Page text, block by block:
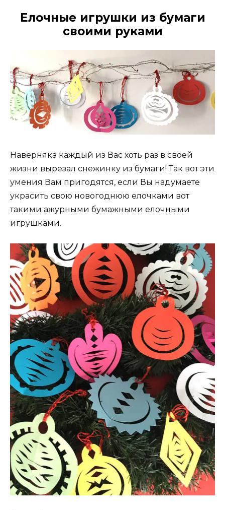
Елочные игрушки из бумаги
своими руками
Наверняка каждый из Вас хоть раз в своей
жизни вырезал снежинку из бумаги! Так вот эти
умения Вам пригодятся, если Вы надумаете
украсить свою новогоднюю елочками вот
такими ажурными бумажными елочными
игрушками.